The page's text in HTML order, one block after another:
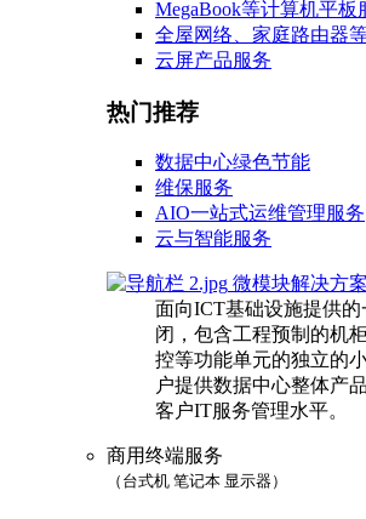
MegaBook等计算机平板
全屋网络、家庭路由器
云屏产品服务
热门推荐
数据中心绿色节能
维保服务
AIO一站式运维管理服务
云与智能服务
微模块解决方案
面向ICT基础设施提供
闭，包含工程预制的机
控等功能单元的独立的
户提供数据中心整体产
客户IT服务管理水平。
商用终端服务
（台式机 笔记本 显示器）